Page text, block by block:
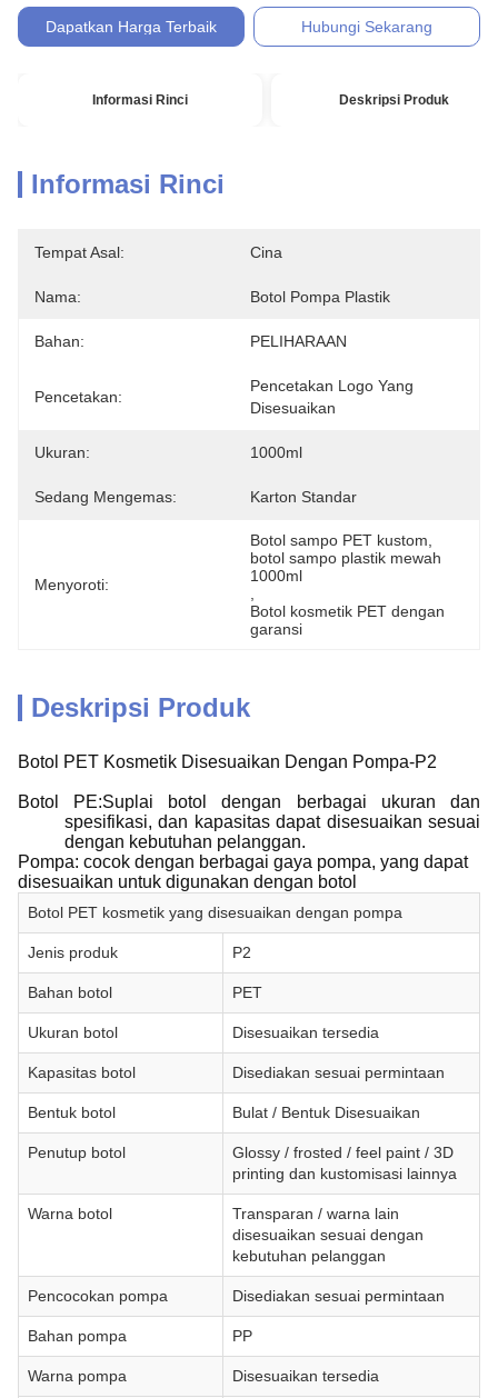
Dapatkan Harga Terbaik Hubungi Sekarang
Informasi Rinci Deskripsi Produk
Informasi Rinci
Tempat Asal: Cina
Nama: Botol Pompa Plastik
Bahan: PELIHARAAN
Pencetakan:
Pencetakan Logo Yang
Disesuaikan
Ukuran: 1000ml
Sedang Mengemas: Karton Standar
Menyoroti:
Botol sampo PET kustom
botol sampo plastik mewah
1000ml
Botol kosmetik PET dengan
garansi
Deskripsi Produk
Botol PET Kosmetik Disesuaikan Dengan Pompa-P2
Botol PE:Suplai botol dengan berbagai ukuran dan
spesifikasi, dan kapasitas dapat disesuaikan sesuai
dengan kebutuhan pelanggan.
Pompa: cocok dengan berbagai gaya pompa, yang dapat
disesuaikan untuk digunakan dengan botol
Botol PET kosmetik yang disesuaikan dengan pompa
Jenis produk P2
Bahan botol PET
Ukuran botol Disesuaikan tersedia
Kapasitas botol Disediakan sesuai permintaan
Bentuk botol Bulat / Bentuk Disesuaikan
Penutup botol
Glossy / frosted / feel paint / 3D
printing dan kustomisasi lainnya
Warna botol
Transparan / warna lain
disesuaikan sesuai dengan
kebutuhan pelanggan
Pencocokan pompa Disediakan sesuai permintaan
Bahan pompa PP
Warna pompa Disesuaikan tersedia